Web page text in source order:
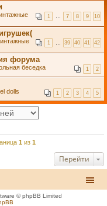
1 7 8 9 10
1 39 40 41 42
форума
1 2
беседка
1 2 3 4 5
dolls
1 из 1
Перейти
© phpBB Limited